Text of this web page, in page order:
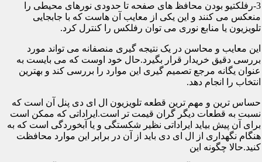
3-رفلکتیو بودن محافظ های صفحه تا حدودی نورهای محیطی را
منعکس می کنند و این یکی از معایب آن هاست که با جابجایی
تلویزیون یا منابع نوری می توان رفلکس را کنترل کرد.
این معایب و محاسن در یک نتیجه گیری منصفانه می تواند مورد
بررسی دقیق خریدار قرار بگیرد.حال خود اوست که می بایست به
عنوان یگانه مرجع تصمیم گیری این موارد را بررسی کند و بهترین
انتخاب را انجام دهد.
حساس ترین و مهم ترین قطعه تلویزیون ال ای دی پنل آن است که
نسبت به قطعات دیگر گران قیمت تر است.ایراداتی که ممکن است
برای آن پیش بیاید ایراداتی نظیر شکستگی و یا آبخوردگی است که به
هنگام نگهداری از ال ای دی باید از آن در برابر این موارد محافظت
کنید.حالا چگونه این